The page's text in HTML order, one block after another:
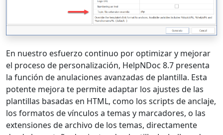
En nuestro esfuerzo continuo por optimizar y mejorar
el proceso de personalización, HelpNDoc 8.7 presenta
la función de anulaciones avanzadas de plantilla. Esta
potente mejora te permite adaptar los ajustes de las
plantillas basadas en HTML, como los scripts de anclaje,
los formatos de vínculos a temas y marcadores, o las
extensiones de archivo de los temas, directamente